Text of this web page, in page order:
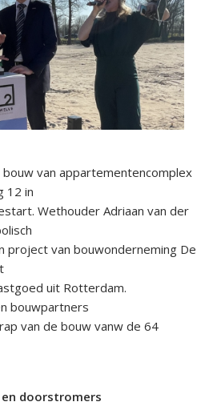
van appartementencomplex
12 in
Wethouder Adriaan van der
project van bouwonderneming De
uit Rotterdam.
bouwpartners
van de bouw vanw de 64
doorstromers